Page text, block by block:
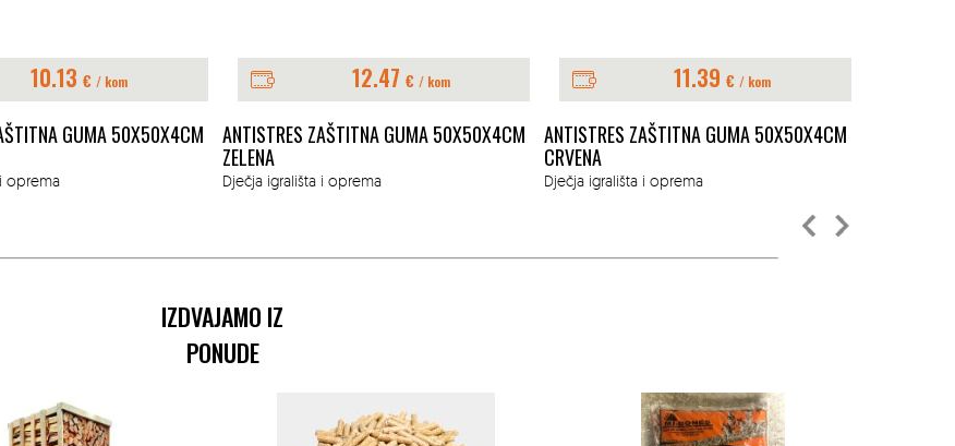
10.13 € / kom
GUMA 50X50X4CM
oprema
12.47 € / kom
ANTISTRES ZAŠTITNA GUMA 50X50X4CM
ZELENA
Dječja igrališta i oprema
11.39 € / kom
ANTISTRES ZAŠTITNA GUMA 50X50X4CM
CRVENA
Dječja igrališta i oprema
IZDVAJAMO IZ
PONUDE